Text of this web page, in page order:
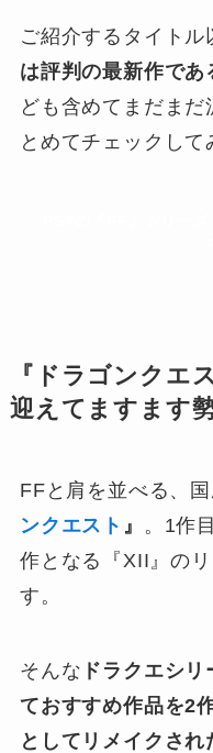
ご紹介するタイトル
は評判の最新作であ
ども含めてまだま
とめてチェックして
『ドラゴンクエ
迎えてますます
FFと肩を並べる、
ンクエスト 』 。1作
作となる『XII』の
す。
そんな ドラクエシ
ておすすめ作品を2
としてリメイクさ